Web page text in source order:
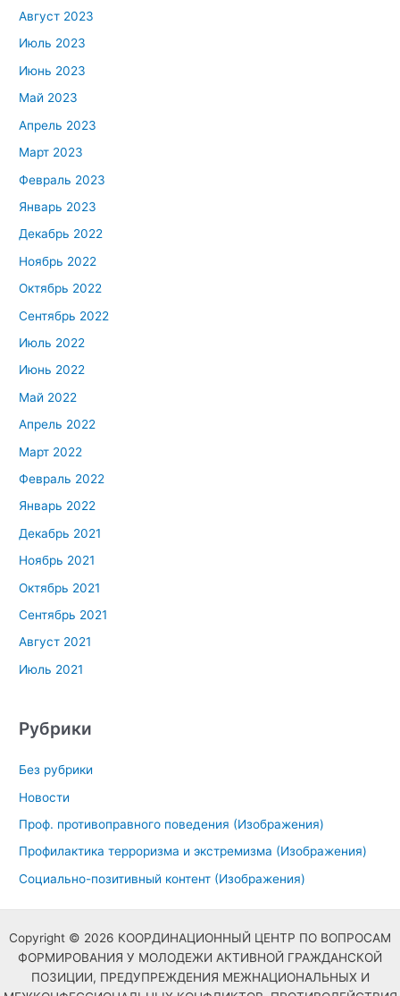
Август 2023
Июль 2023
Июнь 2023
Май 2023
Апрель 2023
Март 2023
Февраль 2023
Январь 2023
Декабрь 2022
Ноябрь 2022
Октябрь 2022
Сентябрь 2022
Июль 2022
Июнь 2022
Май 2022
Апрель 2022
Март 2022
Февраль 2022
Январь 2022
Декабрь 2021
Ноябрь 2021
Октябрь 2021
Сентябрь 2021
Август 2021
Июль 2021
Рубрики
Без рубрики
Новости
Проф. противоправного поведения (Изображения)
Профилактика терроризма и экстремизма (Изображения)
Социально-позитивный контент (Изображения)
Copyright © 2026 КООРДИНАЦИОННЫЙ ЦЕНТР ПО ВОПРОСАМ
ФОРМИРОВАНИЯ У МОЛОДЕЖИ АКТИВНОЙ ГРАЖДАНСКОЙ
ПОЗИЦИИ, ПРЕДУПРЕЖДЕНИЯ МЕЖНАЦИОНАЛЬНЫХ И